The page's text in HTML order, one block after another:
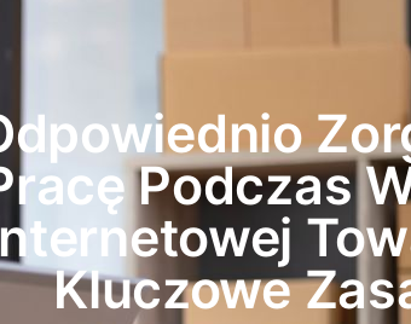
Podczas
Kluczowe